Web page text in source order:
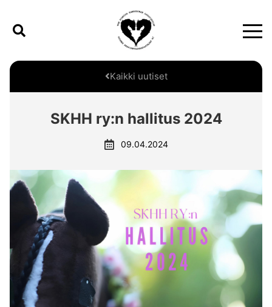
Kaikki uutiset
SKHH ry:n hallitus 2024
09.04.2024